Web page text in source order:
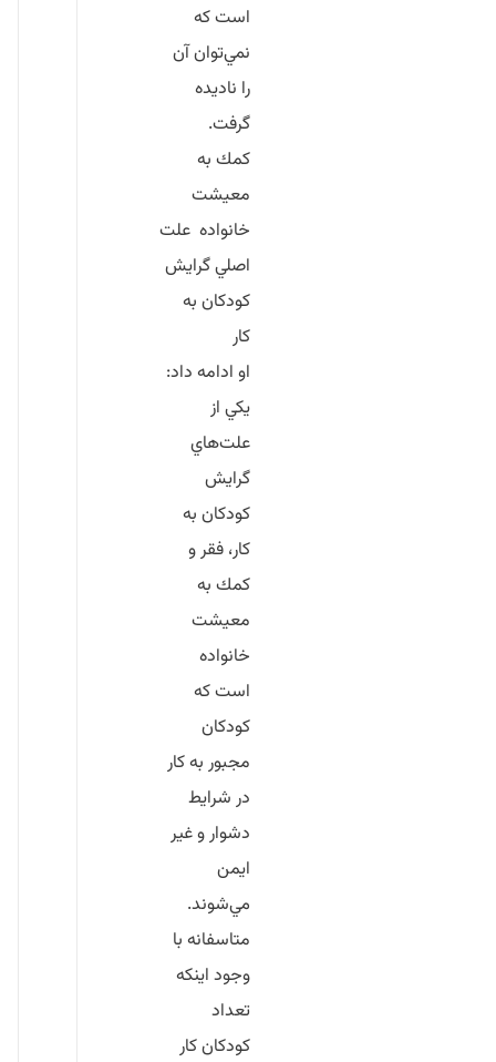
است كه
نمي‌توان آن
را ناديده
گرفت.
كمك به
معيشت
خانوادهعلت
اصلي گرايش
كودكان به
كار
او ادامه داد:
يكي از
علت‌هاي
گرايش
كودكان به
كار، فقر و
كمك به
معيشت
خانواده‌
است كه
كودكان
مجبور به كار
در شرايط
دشوار و غير
ايمن
مي‌شوند.
متاسفانه با
وجود اينكه
تعداد
كودكان كار